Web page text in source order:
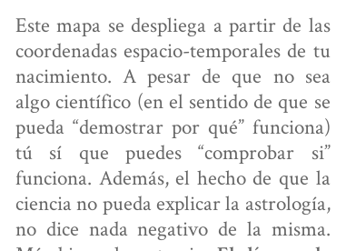
Este mapa se despliega a partir de las
coordenadas espacio-temporales de tu
nacimiento. A pesar de que no sea
algo científico (en el sentido de que se
pueda “demostrar por qué” funciona)
tú sí que puedes “comprobar si”
funciona. Además, el hecho de que la
ciencia no pueda explicar la astrología,
no dice nada negativo de la misma.